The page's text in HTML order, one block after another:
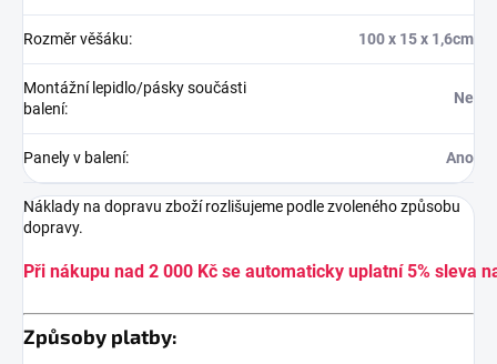
Rozměr věšáku: 100 x 15 x 1,6cm
Montážní lepidlo/pásky součásti
balení:
Ne
Panely v balení: Ano
Náklady na dopravu zboží rozlišujeme podle zvoleného způsobu
dopravy.
Při nákupu nad 2 000 Kč se automaticky uplatní 5% sleva
Způsoby platby: